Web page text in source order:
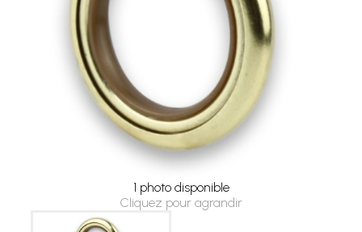
1 photo disponible
Cliquez pour agrandir